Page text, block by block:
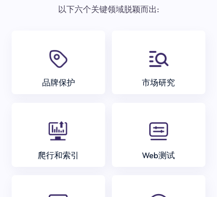
以下六个关键领域脱颖而出:
品牌保护 市场研究
爬行和索引 Web测试